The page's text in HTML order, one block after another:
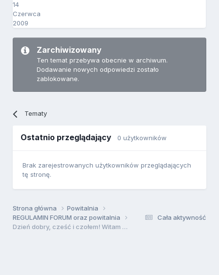
14
Czerwca
2009
Zarchiwizowany
Ten temat przebywa obecnie w archiwum.
Dodawanie nowych odpowiedzi zostało
zablokowane.
Tematy
Ostatnio przeglądający 0 użytkowników
Brak zarejestrowanych użytkowników przeglądających
tę stronę.
Cała aktywność
Strona główna
Powitalnia
REGULAMIN FORUM oraz powitalnia
Dzień dobry, cześć i czołem! Witam Forumowiczów pfmrc.